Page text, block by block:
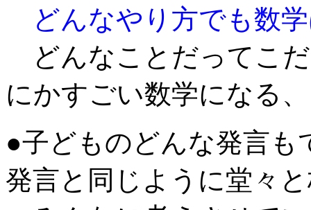
どんなやり方でも数
どんなことだってこ
にかすごい数学になる
●子どものどんな発言
発言と同じように堂々